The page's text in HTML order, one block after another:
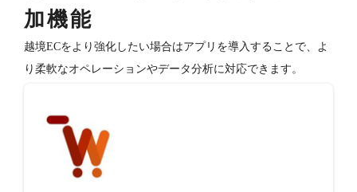
加機能
越境ECをより強化したい場合はアプリを導入することで、よ
り柔軟なオペレーションやデータ分析に対応できます。